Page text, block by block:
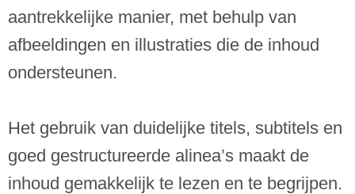
aantrekkelijke manier, met behulp van
afbeeldingen en illustraties die de inhoud
ondersteunen.
Het gebruik van duidelijke titels, subtitels en
goed gestructureerde alinea’s maakt de
inhoud gemakkelijk te lezen en te begrijpen.